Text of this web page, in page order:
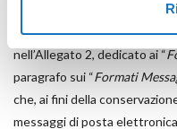
4, 43, commi 1 e 3, 44, 44-bis
dell’amministrazione
nell’Allegato 2, dedicato ai “
paragrafo sui “Formati
che, ai fini della
messaggi di posta